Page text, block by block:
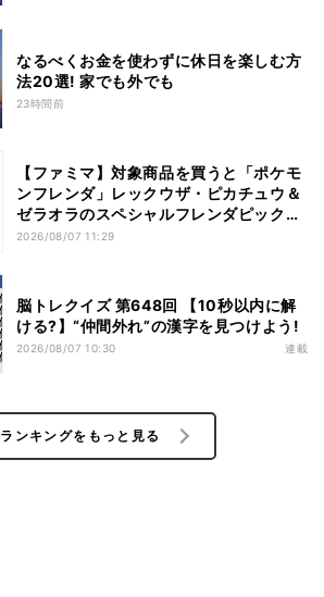
なるべくお金を使わずに休日を楽しむ方
法20選! 家でも外でも
23時間前
【ファミマ】対象商品を買うと「ポケモ
ンフレンダ」レックウザ・ピカチュウ＆
ゼラオラのスペシャルフレンダピックが
もらえるキャンペーン
2026/08/07 11:29
脳トレクイズ 第648回 【10秒以内に解
ける?】“仲間外れ”の漢字を見つけよう!
2026/08/07 10:30 連載
ランキングをもっと見る